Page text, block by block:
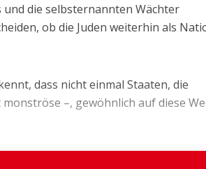
die selbsternannten Wächter
ob die Juden weiterhin als
dass nicht einmal Staaten, die
–, gewöhnlich auf diese